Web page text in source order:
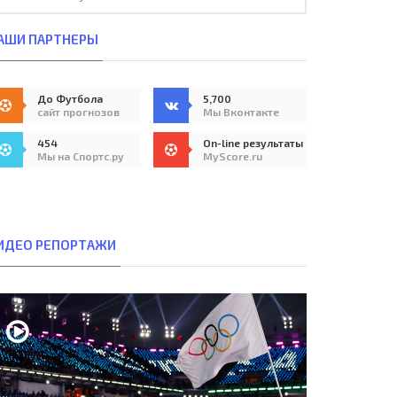
ПАРТНЕРЫ
До Футбола
сайт прогнозов
5,700
Мы Вконтакте
454
Мы на Спортс.ру
On-line результаты
MyScore.ru
РЕПОРТАЖИ